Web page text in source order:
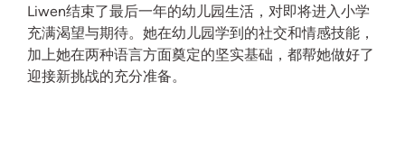
Liwen结束了最后一年的幼儿园生活，对即将进入小学
充满渴望与期待。她在幼儿园学到的社交和情感技能，
加上她在两种语言方面奠定的坚实基础，都帮她做好了
迎接新挑战的充分准备。